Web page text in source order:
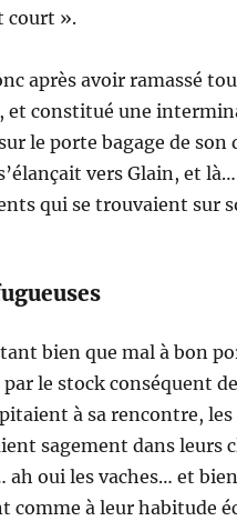
court ».
après avoir ramassé
et constitué une
le porte bagage de
vers Glain, et
qui se trouvaient sur
bien que mal à bon
le stock conséquent
à sa rencontre,
sagement dans leurs
ah oui les vaches… et
comme à leur habitude